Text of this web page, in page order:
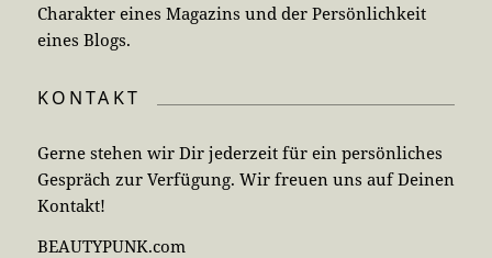
Charakter eines Magazins und der Persönlichkeit
eines Blogs.
KONTAKT
Gerne stehen wir Dir jederzeit für ein persönliches
Gespräch zur Verfügung. Wir freuen uns auf Deinen
Kontakt!
BEAUTYPUNK.com